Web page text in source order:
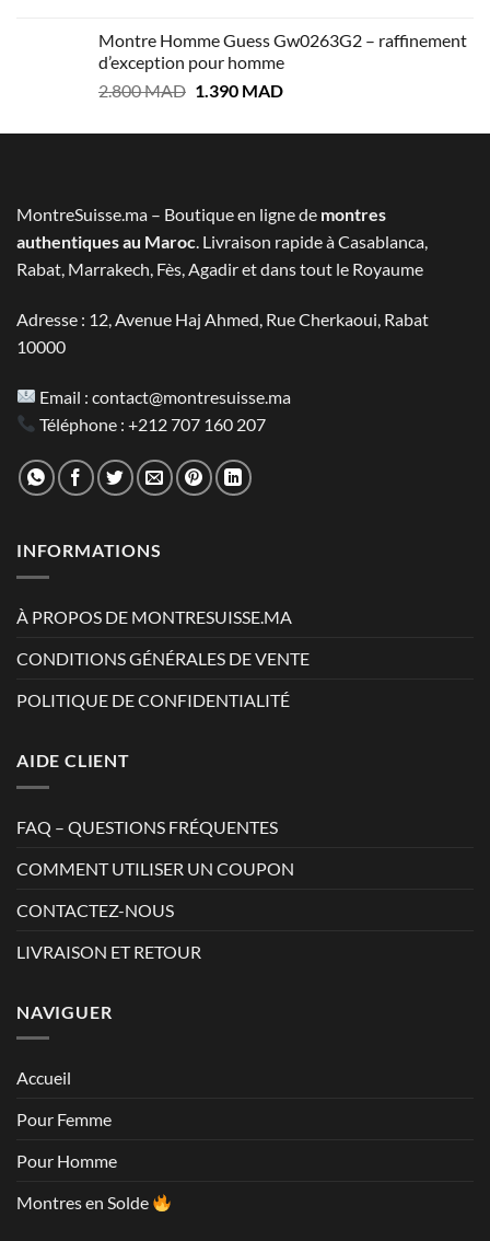
était :
3.100 MAD.
est :
1.600 MAD.
Montre Homme Guess Gw0263G2 – raffinement
d’exception pour homme
2.800MAD Le
initial
1.390 MADLe
actuel
MontreSuisse.ma – Boutique en ligne de montres
authentiques au Maroc. Livraison rapide à Casablanca,
Rabat, Marrakech, Fès, Agadir et dans tout le Royaume
Adresse : 12, Avenue Haj Ahmed, Rue Cherkaoui, Rabat
10000
Email :contact@montresuisse.ma
Téléphone :+212 707 160 207
INFORMATIONS
À PROPOS DE MONTRESUISSE.MA
CONDITIONS GÉNÉRALES DE VENTE
POLITIQUE DE CONFIDENTIALITÉ
AIDE CLIENT
FAQ – QUESTIONS FRÉQUENTES
COMMENT UTILISER UN COUPON
CONTACTEZ-NOUS
LIVRAISON ET RETOUR
NAVIGUER
Accueil
Pour Femme
Pour Homme
Montres en Solde